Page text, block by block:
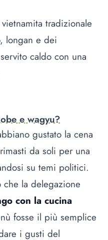
tradizionale
longan e dei
caldo con una
e wagyu?
gustato la cena
da soli per una
su temi politici.
la delegazione
con la cucina
fosse il più semplice
i gusti del